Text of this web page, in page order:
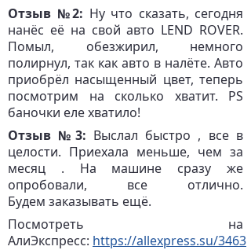
Отзыв №2: Ну что сказать, сегодня
нанёс её на свой авто LEND ROVER.
Помыл, обезжирил, немного
полирнул, так как авто в налёте. Авто
приобрёл насыщенный цвет, теперь
посмотрим на сколько хватит. PS
баночки еле хватило!
Отзыв №3: Выслал быстро , все в
целости. Приехала меньше, чем за
месяц . На машине сразу же
опробовали, все отлично.
Будем заказывать ещё.
Посмотреть на
АлиЭкспресс: https://allexpress.su/3463